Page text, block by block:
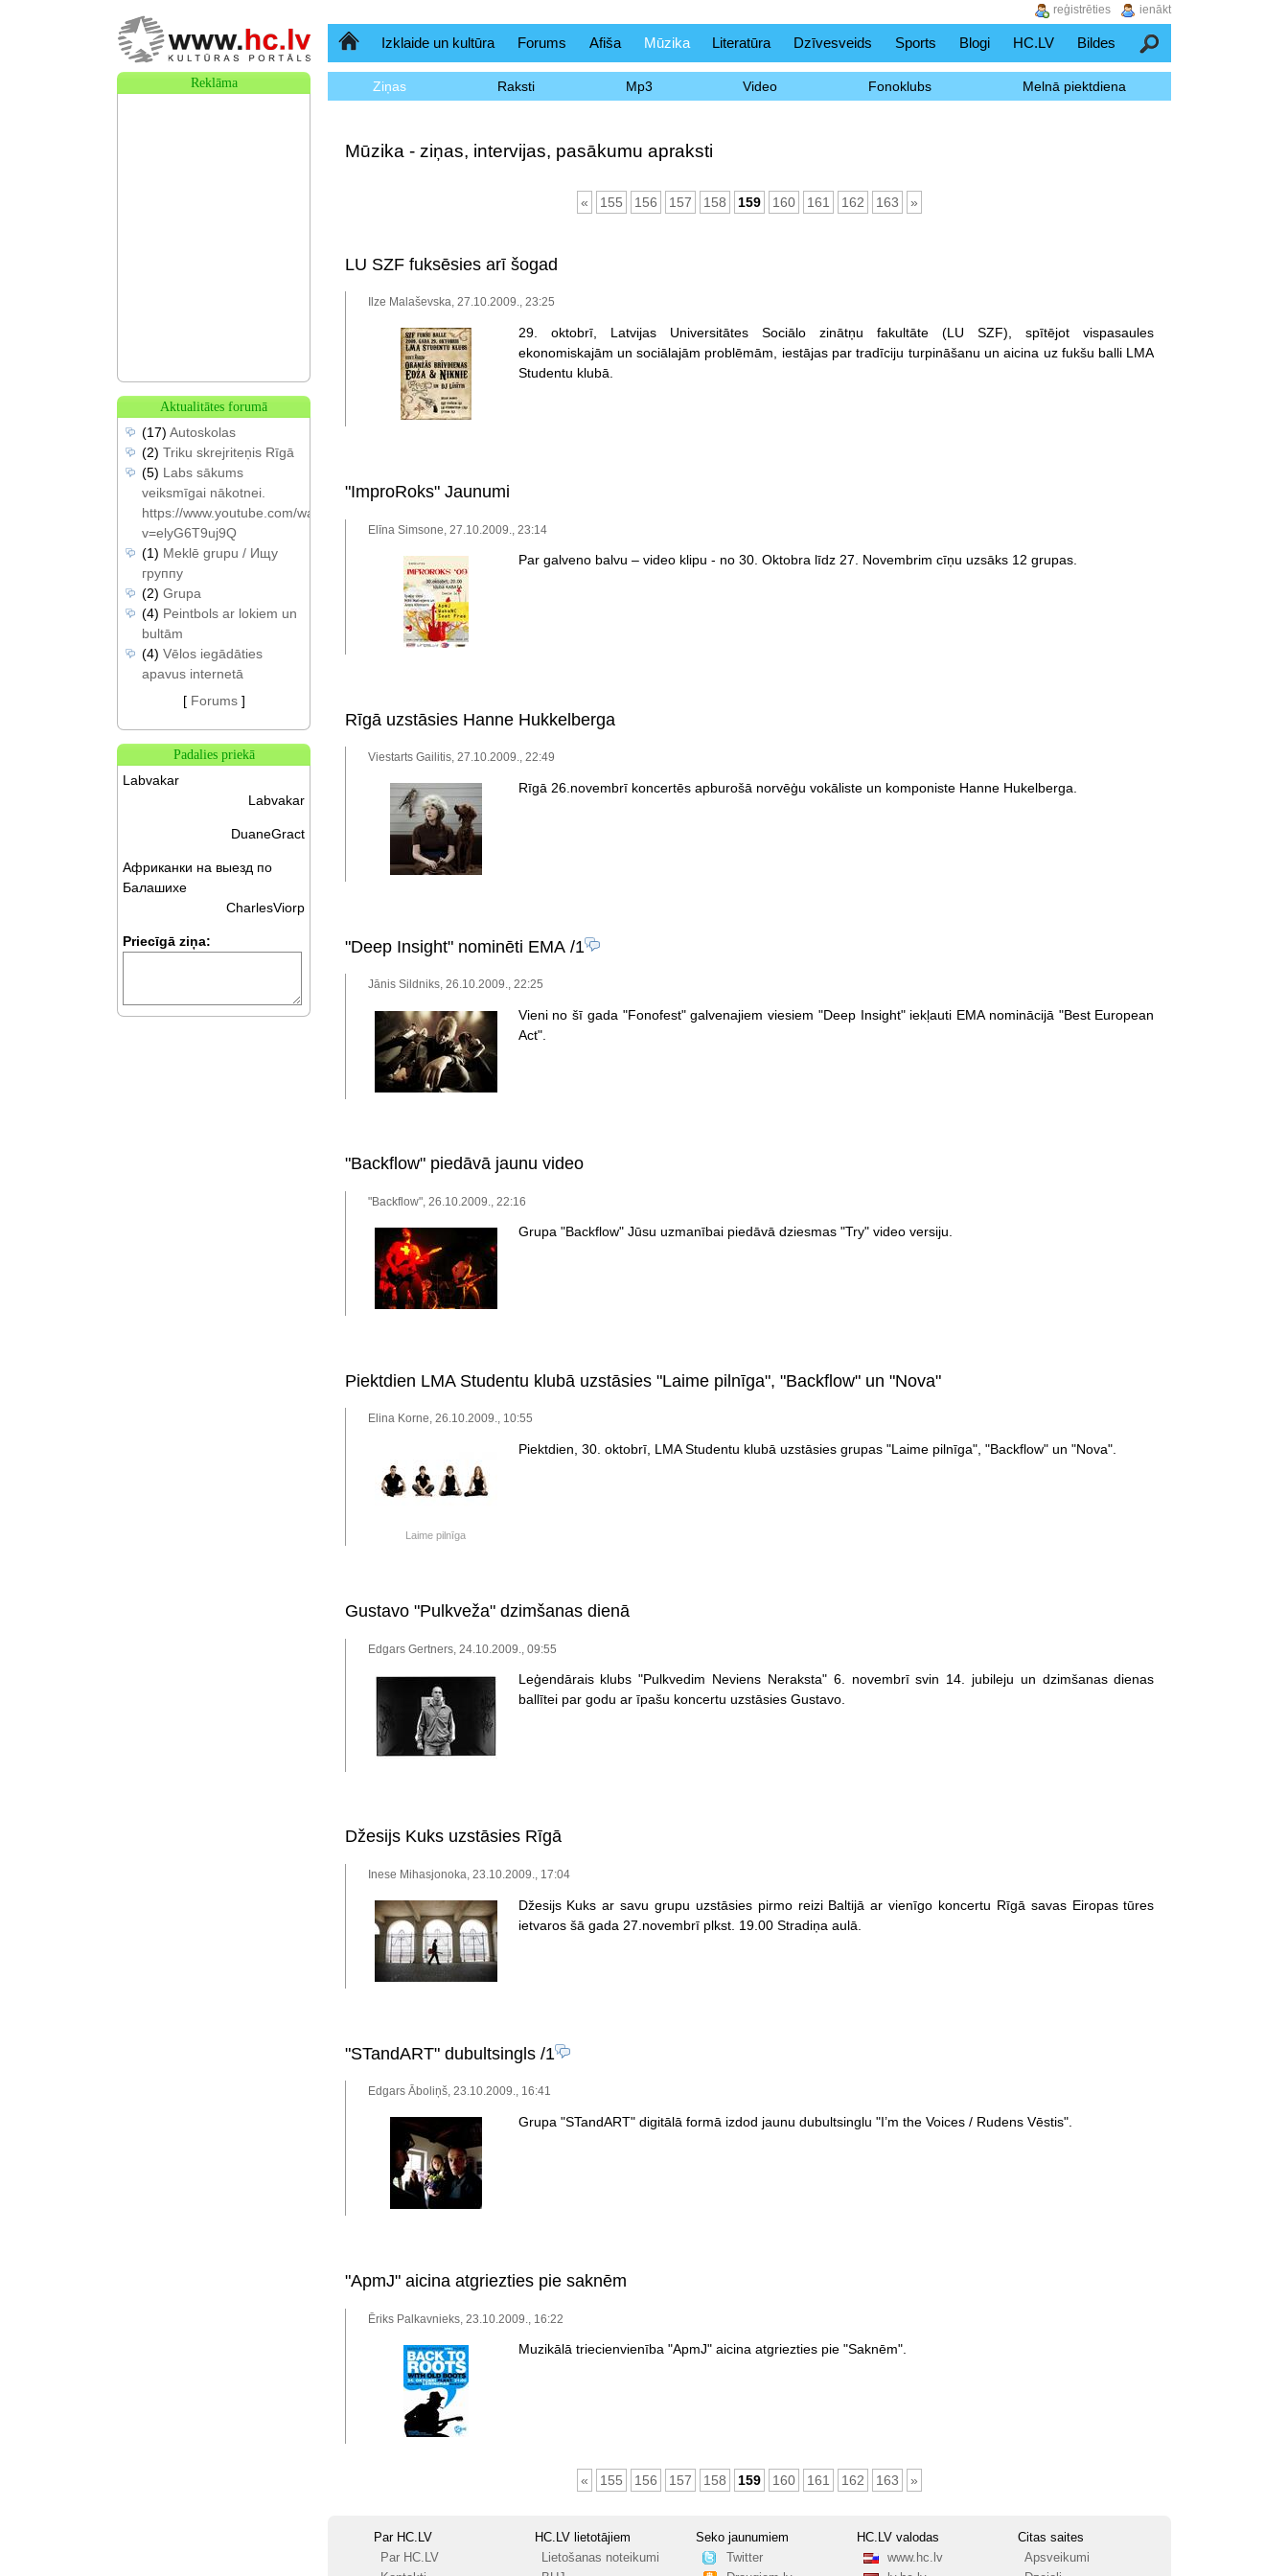
SākumlapaIzklaide un kultūra Forums Afiša Mūzika Literatūra Dzīvesveids Sports Blogi HC.LV Bildes Meklēšana
Ziņas Raksti Mp3 Video Fonoklubs Melnā piektdiena
Mūzika - ziņas, intervijas, pasākumu apraksti
« 155 156 157 158 159 160 161 162 163 »
LU SZF fuksēsies arī šogad
Ilze Malaševska, 27.10.2009., 23:25
29. oktobrī, Latvijas Universitātes Sociālo zinātņu fakultāte (LU SZF), spītējot vispasaules
ekonomiskajām un sociālajām problēmām, iestājas par tradīciju turpināšanu un aicina uz fukšu balli LMA
Studentu klubā.
"ImproRoks" Jaunumi
Elīna Simsone, 27.10.2009., 23:14
Par galveno balvu – video klipu - no 30. Oktobra līdz 27. Novembrim cīņu uzsāks 12 grupas.
Rīgā uzstāsies Hanne Hukkelberga
Viestarts Gailitis, 27.10.2009., 22:49
Rīgā 26.novembrī koncertēs apburošā norvēģu vokāliste un komponiste Hanne Hukelberga.
"Deep Insight" nominēti EMA/1
Jānis Sildniks, 26.10.2009., 22:25
Vieni no šī gada "Fonofest" galvenajiem viesiem "Deep Insight" iekļauti EMA nominācijā "Best European
Act".
"Backflow" piedāvā jaunu video
"Backflow", 26.10.2009., 22:16
Grupa "Backflow" Jūsu uzmanībai piedāvā dziesmas "Try" video versiju.
Piektdien LMA Studentu klubā uzstāsies "Laime pilnīga", "Backflow" un "Nova"
Elina Korne, 26.10.2009., 10:55
Laime pilnīga
Piektdien, 30. oktobrī, LMA Studentu klubā uzstāsies grupas "Laime pilnīga", "Backflow" un "Nova".
Gustavo "Pulkveža" dzimšanas dienā
Edgars Gertners, 24.10.2009., 09:55
Leģendārais klubs "Pulkvedim Neviens Neraksta" 6. novembrī svin 14. jubileju un dzimšanas dienas
ballītei par godu ar īpašu koncertu uzstāsies Gustavo.
Džesijs Kuks uzstāsies Rīgā
Inese Mihasjonoka, 23.10.2009., 17:04
Džesijs Kuks ar savu grupu uzstāsies pirmo reizi Baltijā ar vienīgo koncertu Rīgā savas Eiropas tūres
ietvaros šā gada 27.novembrī plkst. 19.00 Stradiņa aulā.
"STandART" dubultsingls/1
Edgars Āboliņš, 23.10.2009., 16:41
Grupa "STandART" digitālā formā izdod jaunu dubultsinglu "I’m the Voices / Rudens Vēstis".
"ApmJ" aicina atgriezties pie saknēm
Ēriks Palkavnieks, 23.10.2009., 16:22
Muzikālā triecienvienība "ApmJ" aicina atgriezties pie "Saknēm".
« 155 156 157 158 159 160 161 162 163 »
Par HC.LV
Par HC.LV
HC.LV lietotājiem
Lietošanas noteikumi
Seko jaunumiem
Twitter
HC.LV valodas
www.hc.lv
Citas saites
Apsveikumi
Reklāma
Aktualitātes forumā
(17) Autoskolas
(2) Triku skrejriteņis Rīgā
(5) Labs sākums
veiksmīgai nākotnei.
https://www.youtube.com/watch?
v=elyG6T9uj9Q
(1) Meklē grupu / Ищу
группу
(2) Grupa
(4) Peintbols ar lokiem un
bultām
(4) Vēlos iegādāties
apavus internetā
[ Forums]
Padalies priekā
Labvakar
Labvakar
DuaneGract
Африканки на выезд по
Балашихе
CharlesViorp
Priecīgā ziņa:
ienākt
reģistrēties